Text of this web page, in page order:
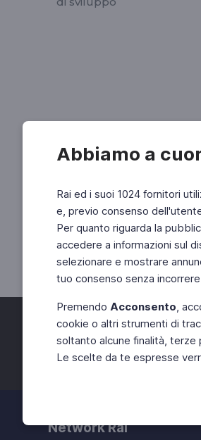
Abbiamo a
Rai ed i suoi 1024 fornitori
e, previo consenso
Per quanto riguarda la
accedere a informazioni sul
selezionare e mostrare
tuo consenso senza
Premendo Acconsento,
cookie o altri strumenti di
soltanto alcune finalità,
Le scelte da te espresse
Facebook